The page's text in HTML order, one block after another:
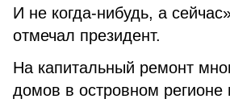
И не когда-нибудь, а
отмечал президент.
На капитальный ремонт
домов в островном